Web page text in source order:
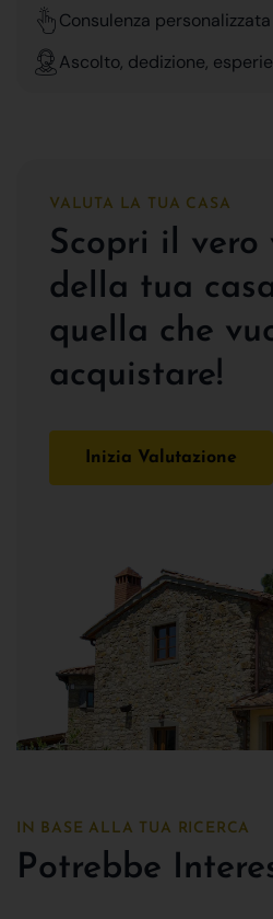
Consulenza personalizzata
Ascolto, dedizione,
VALUTA LA TUA CASA
Scopri il vero
della tua
quella che
acquistare!
Inizia Valutazione
IN BASE ALLA TUA RICERCA
Potrebbe